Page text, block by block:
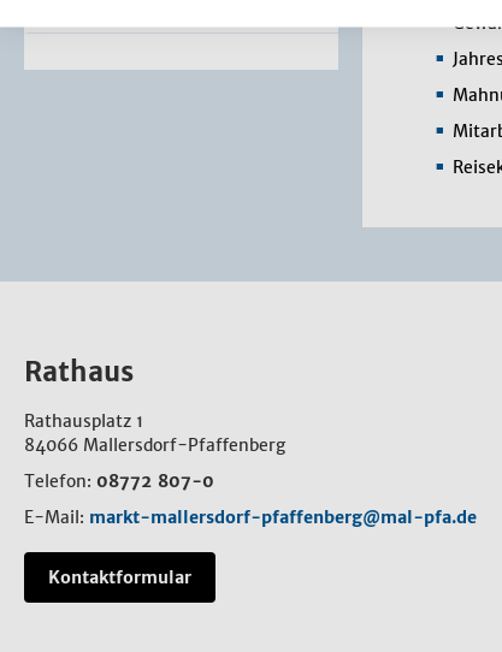
Rathaus
Rathausplatz 1
84066 Mallersdorf-Pfaffenberg
Telefon: 08772 807-0
E-Mail: markt-mallersdorf-pfaffenberg@mal-pfa.de
Kontaktformular